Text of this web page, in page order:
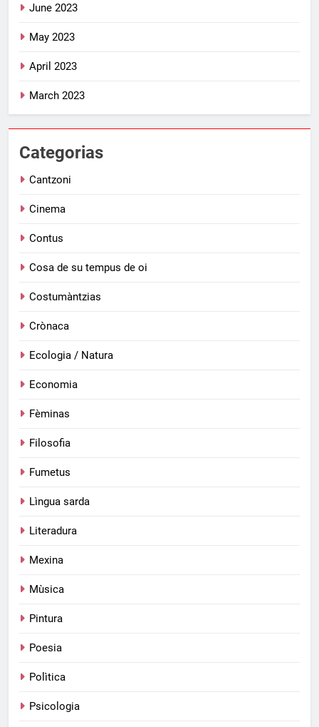
June 2023
May 2023
April 2023
March 2023
Categorias
Cantzoni
Cinema
Contus
Cosa de su tempus de oi
Costumàntzias
Crònaca
Ecologia / Natura
Economia
Fèminas
Filosofia
Fumetus
Lìngua sarda
Literadura
Mexina
Mùsica
Pintura
Poesia
Polìtica
Psicologia